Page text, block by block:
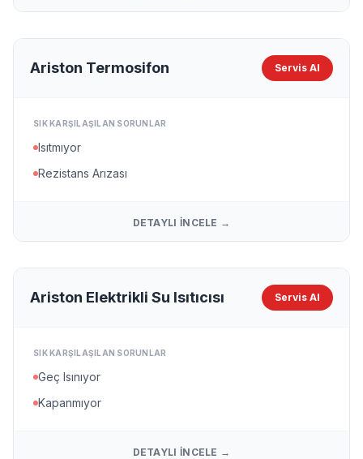
Ariston Termosifon Servis Al
SIK KARŞILAŞILAN SORUNLAR
Isıtmıyor
Rezistans Arızası
DETAYLI İNCELE →
Ariston Elektrikli Su Isıtıcısı Servis Al
SIK KARŞILAŞILAN SORUNLAR
Geç Isınıyor
Kapanmıyor
DETAYLI İNCELE →